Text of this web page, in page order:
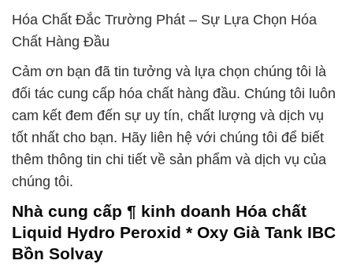
Hóa Chất Đắc Trường Phát – Sự Lựa Chọn Hóa
Chất Hàng Đầu
Cảm ơn bạn đã tin tưởng và lựa chọn chúng tôi là
đối tác cung cấp hóa chất hàng đầu. Chúng tôi luôn
cam kết đem đến sự uy tín, chất lượng và dịch vụ
tốt nhất cho bạn. Hãy liên hệ với chúng tôi để biết
thêm thông tin chi tiết về sản phẩm và dịch vụ của
chúng tôi.
Nhà cung cấp ¶ kinh doanh Hóa chất
Liquid Hydro Peroxid * Oxy Già Tank IBC
Bồn Solvay